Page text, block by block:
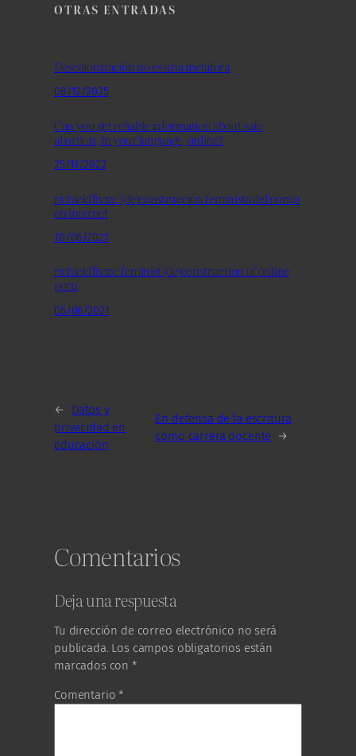
OTRAS ENTRADAS
Descolonización no es una metáfora
08/12/2025
Can you get reliable information about safe
abortion, in your language, online?
25/11/2022
r/chickflixxx: (de)construcción feminista del porno
en internet
10/06/2021
r/chickflixxx: feminist (de)construction of online
porn
06/06/2021
←
Datos y
privacidad en
educación
En defensa de la escritura
como carrera docente
→
Comentarios
Deja una respuesta
Tu dirección de correo electrónico no será
publicada. Los campos obligatorios están
marcados con*
Comentario*